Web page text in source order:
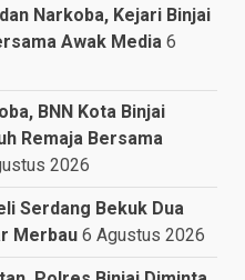
Narkoba, Kejari Binjai
Awak Media 6
BNN Kota Binjai
Remaja Bersama
2026
Serdang Bekuk Dua
Merbau 6 Agustus 2026